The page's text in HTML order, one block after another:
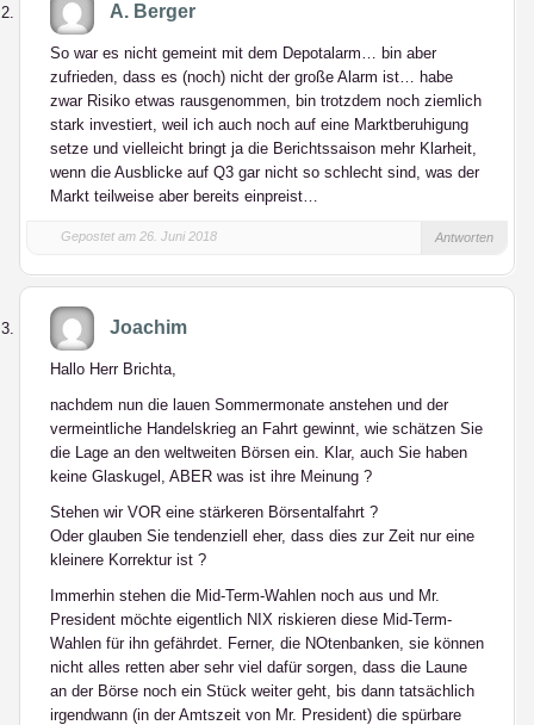
A. Berger
So war es nicht gemeint mit dem Depotalarm… bin aber
zufrieden, dass es (noch) nicht der große Alarm ist… habe
zwar Risiko etwas rausgenommen, bin trotzdem noch ziemlich
stark investiert, weil ich auch noch auf eine Marktberuhigung
setze und vielleicht bringt ja die Berichtssaison mehr Klarheit,
wenn die Ausblicke auf Q3 gar nicht so schlecht sind, was der
Markt teilweise aber bereits einpreist…
Gepostet am 26. Juni 2018 Antworten
Joachim
Hallo Herr Brichta,
nachdem nun die lauen Sommermonate anstehen und der
vermeintliche Handelskrieg an Fahrt gewinnt, wie schätzen Sie
die Lage an den weltweiten Börsen ein. Klar, auch Sie haben
keine Glaskugel, ABER was ist ihre Meinung ?
Stehen wir VOR eine stärkeren Börsentalfahrt ?
Oder glauben Sie tendenziell eher, dass dies zur Zeit nur eine
kleinere Korrektur ist ?
Immerhin stehen die Mid-Term-Wahlen noch aus und Mr.
President möchte eigentlich NIX riskieren diese Mid-Term-
Wahlen für ihn gefährdet. Ferner, die NOtenbanken, sie können
nicht alles retten aber sehr viel dafür sorgen, dass die Laune
an der Börse noch ein Stück weiter geht, bis dann tatsächlich
irgendwann (in der Amtszeit von Mr. President) die spürbare